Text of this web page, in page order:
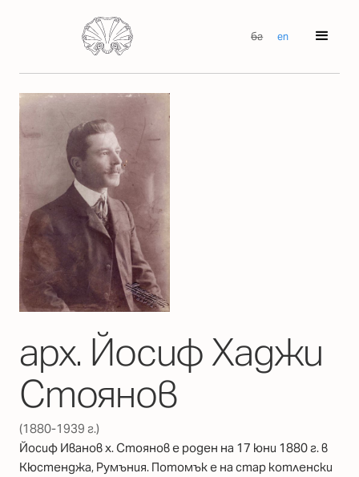
бг en
арх. Йосиф Хаджи
Стоянов
(1880-1939 г.)
Йосиф Иванов х. Стоянов е роден на 17 юни 1880 г. в
Кюстенджа, Румъния. Потомък е на стар котленски